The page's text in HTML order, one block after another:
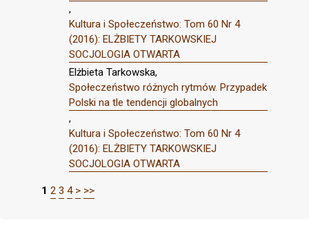
,
Kultura i Społeczeństwo: Tom 60 Nr 4
(2016): ELŻBIETY TARKOWSKIEJ
SOCJOLOGIA OTWARTA
Elżbieta Tarkowska,
Społeczeństwo różnych rytmów. Przypadek
Polski na tle tendencji globalnych
,
Kultura i Społeczeństwo: Tom 60 Nr 4
(2016): ELŻBIETY TARKOWSKIEJ
SOCJOLOGIA OTWARTA
1 2 3 4 > >>